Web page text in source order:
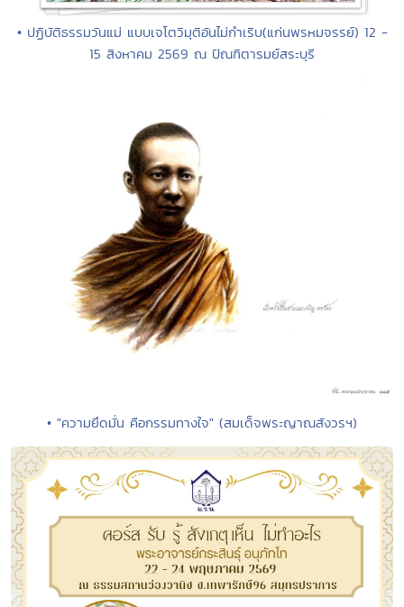
• ปฏิบัติธรรมวันแม่ แบบเจโตวิมุติอันไม่กำเริบ(แก่นพรหมจรรย์) 12 -
15 สิงหาคม 2569 ณ ปัณฑิตารมย์สระบุรี
• "ความยึดมั่น คือกรรมทางใจ" (สมเด็จพระญาณสังวรฯ)